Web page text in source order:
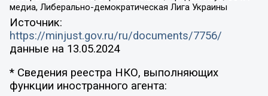
медиа, Либерально-демократическая Лига Украины
Источник:
https://minjust.gov.ru/ru/documents/7756/
данные на 13.05.2024
* Сведения реестра НКО, выполняющих
функции иностранного агента: